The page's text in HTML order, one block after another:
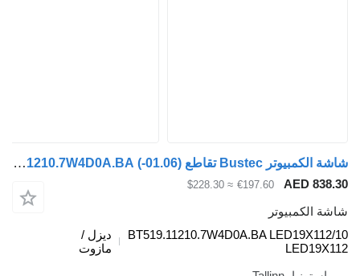
شاشة الكمبيوتر Bustec تقاطع (01.06-) BT519.11210.7W4D0A.BA لـ الباصات Irisbus Arway, Crossway, Crealis, Magelys, Proway, Daily Tourys (2006-)
€197.60
≈ $228.30
BT519.11210.7W4D0A.BA
ديزل /